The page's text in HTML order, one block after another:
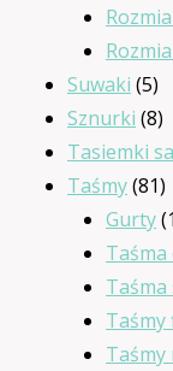
Suwaki 55
Sznurki 88
Tasiemki
Taśmy 8181
Gurty
Taśma
Taśma
Taśmy
Taśmy